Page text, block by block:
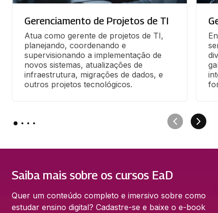
Gerenciamento de Projetos de TI
Atua como gerente de projetos de TI,
planejando, coordenando e
supervisionando a implementação de
novos sistemas, atualizações de
infraestrutura, migrações de dados, e
outros projetos tecnológicos.
Saiba mais sobre os cursos EaD
Quer um conteúdo completo e imersivo sobre como
estudar ensino digital? Cadastre-se e baixe o e-book